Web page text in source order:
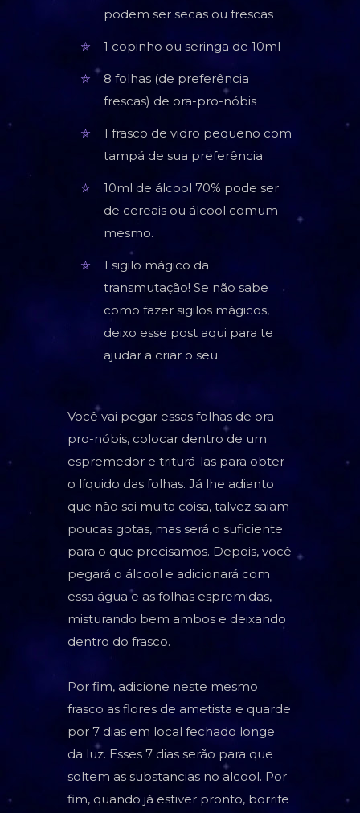
podem ser secas ou frescas
1 copinho ou seringa de 10ml
8 folhas (de preferência
frescas) de ora-pro-nóbis
1 frasco de vidro pequeno com
tampá de sua preferência
10ml de álcool 70% pode ser
de cereais ou álcool comum
mesmo.
1 sigilo mágico da
transmutação! Se não sabe
como fazer sigilos mágicos,
deixo esse post aqui para te
ajudar a criar o seu.
Você vai pegar essas folhas de ora-
pro-nóbis, colocar dentro de um
espremedor e triturá-las para obter
o líquido das folhas. Já lhe adianto
que não sai muita coisa, talvez saiam
poucas gotas, mas será o suficiente
para o que precisamos. Depois, você
pegará o álcool e adicionará com
essa água e as folhas espremidas,
misturando bem ambos e deixando
dentro do frasco.
Por fim, adicione neste mesmo
frasco as flores de ametista e quarde
por 7 dias em local fechado longe
da luz. Esses 7 dias serão para que
soltem as substancias no alcool. Por
fim, quando já estiver pronto, borrife